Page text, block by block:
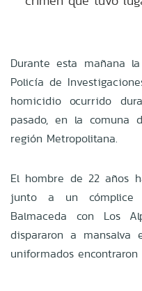
Durante esta mañana
Policía de
homicidio ocurrido
pasado, en la comuna
región Metropolitana.
El hombre de 22 años
junto a un
Balmaceda con Los
dispararon a
uniformados